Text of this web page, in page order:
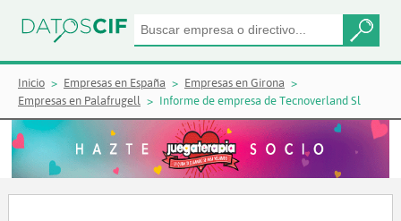
Inicio Empresas en España
Empresas en Girona
Empresas en Palafrugell
Informe de empresa de Tecnoverland Sl